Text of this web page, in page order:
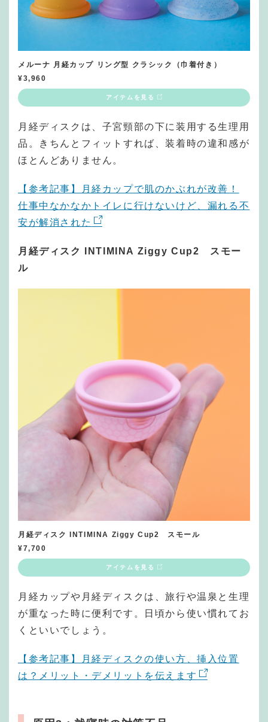
メルーナ 月経カップ リング型 クラシック（巾着付き）
¥3,960
アイテムを見る
月経ディスクは、子宮頸部の下に装用する生理用
品。きちんとフィットすれば、装着時の違和感が
ほとんどありません。
【参考記事】月経カップで肌のかぶれが改善！
仕事中なかなかトイレに行けないけど、漏れる不
安が解消された
月経ディスク INTIMINA Ziggy Cup2 スモー
ル
月経ディスク INTIMINA Ziggy Cup2 スモール
¥7,700
アイテムを見る
月経カップや月経ディスクは、旅行や温泉と生理
が重なった時に便利です。日頃から使い慣れてお
くといいでしょう。
【参考記事】月経ディスクの使い方、挿入位置
は？メリット・デメリットを伝えます